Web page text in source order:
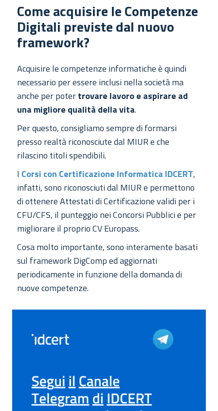
Come acquisire le Competenze
Digitali previste dal nuovo
framework?
Acquisire le competenze informatiche è quindi
necessario per essere inclusi nella società ma
anche per potertrovare lavoro e aspirare ad
una migliore qualità della vita.
Per questo, consigliamo sempre di formarsi
presso realtà riconosciute dal MIUR e che
rilascino titoli spendibili.
I Corsi con Certificazione Informatica IDCERT,
infatti, sono riconosciuti dal MIUR e permettono
di ottenere Attestati di Certificazione validi per i
CFU/CFS, il punteggio nei Concorsi Pubblici e per
migliorare il proprio CV Europass.
Cosa molto importante, sono interamente basati
sul framework DigComp ed aggiornati
periodicamente in funzione della domanda di
nuove competenze.